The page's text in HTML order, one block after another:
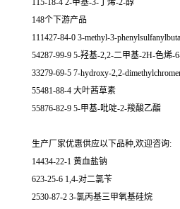
115-18-4 2-甲基-3-丁烯-2-醇
148个下游产品
111427-84-0 3-methyl-3-
54287-99-9 5-羟基-2,2-二甲基-2H-色烯-
33279-69-5 7-hydroxy-2,2-
55481-88-4 大叶茜草素
55876-82-9 5-甲基-吡啶-2-羧酸乙酯
生产厂家优惠供应以下品种,欢迎咨询:
14434-22-1 黄血盐钠
623-25-6 1,4-对二氯苄
2530-87-2 3-氯丙基三甲氧基硅烷